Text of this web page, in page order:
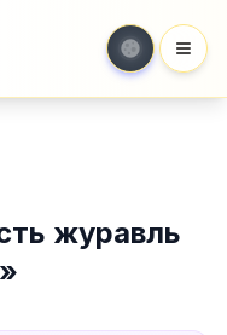
журавль
»